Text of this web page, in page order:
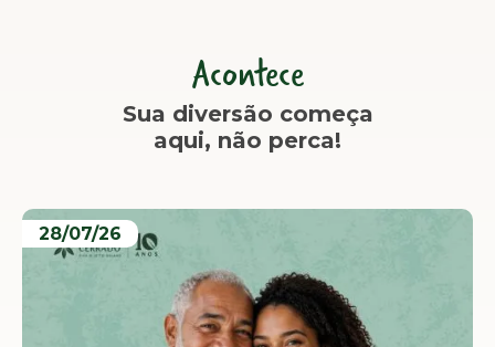
Acontece
Sua diversão começa
aqui, não perca!
28/07/26